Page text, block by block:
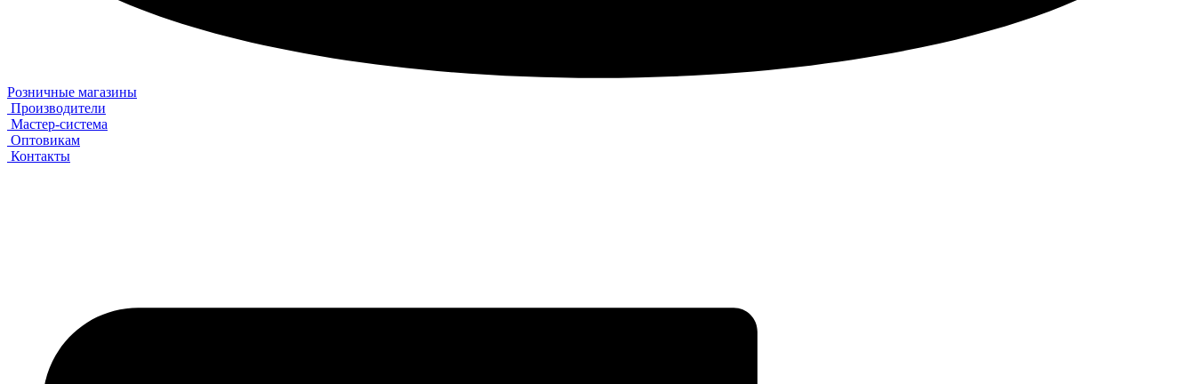
Розничные магазины
Производители
Мастер-система
Оптовикам
Контакты